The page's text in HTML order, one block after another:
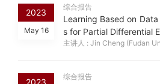
2023
May 16
综合报告
Learning Based on
s for Partial Differential
主讲人 : Jin Cheng (Fudan
综合报告